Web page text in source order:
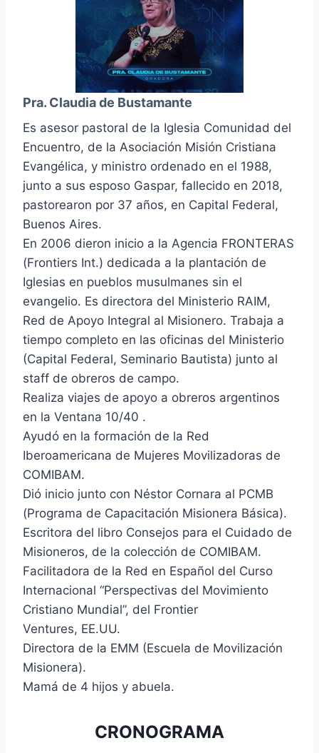
Pra. Claudia de Bustamante
Es asesor pastoral de la Iglesia Comunidad del
Encuentro, de la Asociación Misión Cristiana
Evangélica, y ministro ordenado en el 1988,
junto a sus esposo Gaspar, fallecido en 2018,
pastorearon por 37 años, en Capital Federal,
Buenos Aires.
En 2006 dieron inicio a la Agencia FRONTERAS
(Frontiers Int.) dedicada a la plantación de
Iglesias en pueblos musulmanes sin el
evangelio. Es directora del Ministerio RAIM,
Red de Apoyo Integral al Misionero. Trabaja a
tiempo completo en las oficinas del Ministerio
(Capital Federal, Seminario Bautista) junto al
staff de obreros de campo.
Realiza viajes de apoyo a obreros argentinos
en la Ventana 10/40 .
Ayudó en la formación de la Red
Iberoamericana de Mujeres Movilizadoras de
COMIBAM.
Dió inicio junto con Néstor Cornara al PCMB
(Programa de Capacitación Misionera Básica).
Escritora del libro Consejos para el Cuidado de
Misioneros, de la colección de COMIBAM.
Facilitadora de la Red en Español del Curso
Internacional “Perspectivas del Movimiento
Cristiano Mundial”, del Frontier
Ventures, EE.UU.
Directora de la EMM (Escuela de Movilización
Misionera).
Mamá de 4 hijos y abuela.
CRONOGRAMA